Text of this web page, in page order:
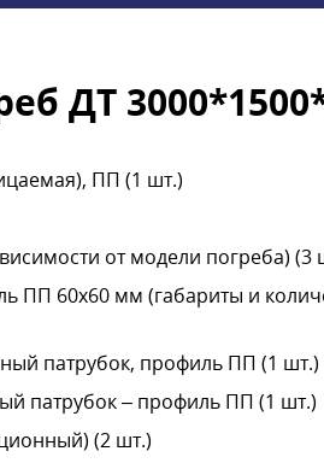
ДТ
ПП (1 шт.)
от модели погреба) (3
ПП 60х60 мм (габариты и
патрубок, профиль ПП (1 шт.)
патрубок – профиль ПП (1 шт.)
(2 шт.)